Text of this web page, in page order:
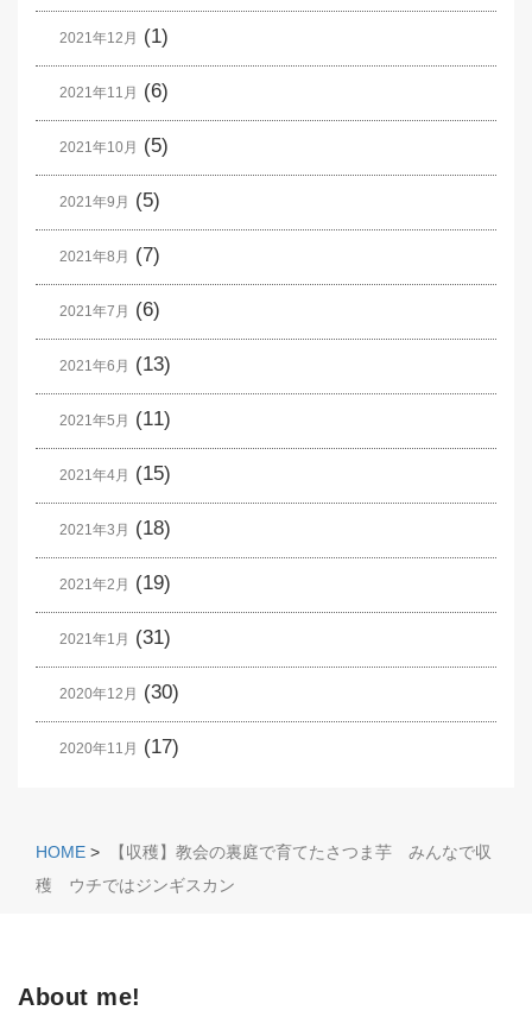
2021年12月 (1)
2021年11月 (6)
2021年10月 (5)
2021年9月 (5)
2021年8月 (7)
2021年7月 (6)
2021年6月 (13)
2021年5月 (11)
2021年4月 (15)
2021年3月 (18)
2021年2月 (19)
2021年1月 (31)
2020年12月 (30)
2020年11月 (17)
HOME >
【収穫】教会の裏庭で育てたさつま芋 みんなで収
穫 ウチではジンギスカン
About me!